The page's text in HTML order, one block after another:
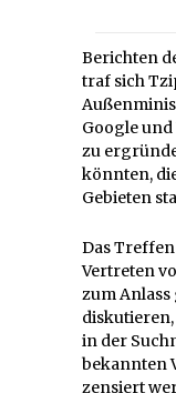
Berichten
traf sich
Google
zu
könnten,
Gebieten
Das
Vertreten
zum
in der
bekannten
zensiert